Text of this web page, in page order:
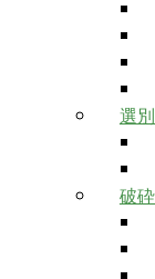
選
破